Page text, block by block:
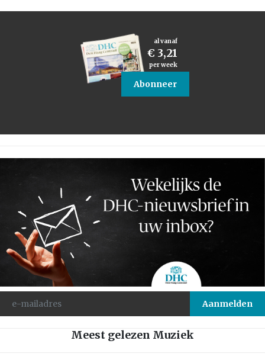
al vanaf
€ 3,21
per week
Abonneer
Meest gelezen Muziek